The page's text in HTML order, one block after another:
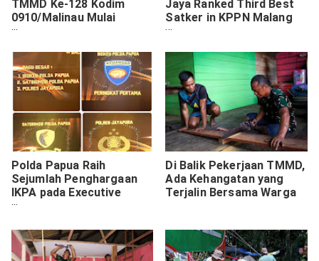
TMMD Ke-128 Kodim
0910/Malinau Mulai
Hidupkan Aktivitas Warga
Jaya Ranked Third Best
Satker in KPPN Malang
Q1 Budget Evaluation
Polda Papua Raih
Sejumlah Penghargaan
IKPA pada Executive
Stakeholders Forum 2026
Di Balik Pekerjaan TMMD,
Ada Kehangatan yang
Terjalin Bersama Warga